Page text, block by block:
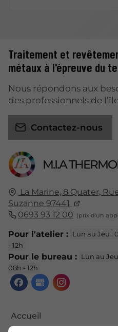
M.I.A
La Marine, 8 Quater,
Suzanne 97441
0693 93 12 00
Pour l'atelier : Lun au Jeu :
- 12h
Pour le bureau : Lun au Jeu
08h - 12h
Accueil
Traitement et
métaux à l'épreuve du
Nous répondons aux
des professionnels de
Contactez-nous